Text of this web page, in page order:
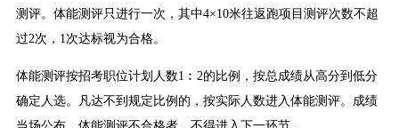
测评。体能测评只进行一次，其中4×10米往返跑项目测评次数不超
过2次，1次达标视为合格。
体能测评按招考职位计划人数1︰2的比例，按总成绩从高分到低分
确定人选。凡达不到规定比例的，按实际人数进入体能测评。成绩